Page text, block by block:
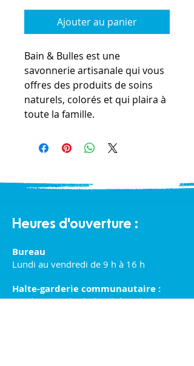
Ajouter au panier
Bain & Bulles est une
savonnerie artisanale qui vous
offres des produits de soins
naturels, colorés et qui plaira à
toute la famille.
Heures d'ouverture :
Bureau
Lundi au vendredi de 9 h à 16 h
Halte-garderie communautaire :
Lundi au vendredi de 9 h à 16 h